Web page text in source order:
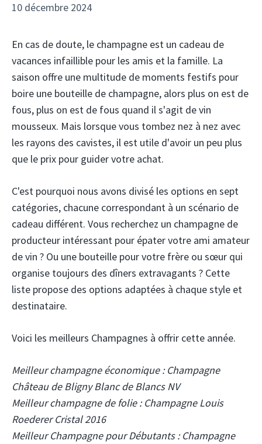
10 décembre 2024
En cas de doute, le champagne est un cadeau de
vacances infaillible pour les amis et la famille. La
saison offre une multitude de moments festifs pour
boire une bouteille de champagne, alors plus on est de
fous, plus on est de fous quand il s'agit de vin
mousseux. Mais lorsque vous tombez nez à nez avec
les rayons des cavistes, il est utile d'avoir un peu plus
que le prix pour guider votre achat.
C'est pourquoi nous avons divisé les options en sept
catégories, chacune correspondant à un scénario de
cadeau différent. Vous recherchez un champagne de
producteur intéressant pour épater votre ami amateur
de vin ? Ou une bouteille pour votre frère ou sœur qui
organise toujours des dîners extravagants ? Cette
liste propose des options adaptées à chaque style et
destinataire.
Voici les meilleurs Champagnes à offrir cette année.
Meilleur champagne économique : Champagne
Château de Bligny Blanc de Blancs NV
Meilleur champagne de folie : Champagne Louis
Roederer Cristal 2016
Meilleur Champagne pour Débutants : Champagne